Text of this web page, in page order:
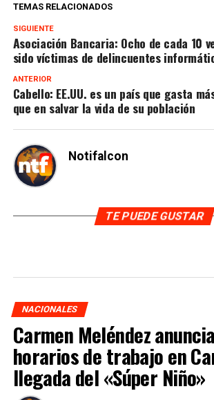
TEMAS RELACIONADOS
SIGUIENTE
Asociación Bancaria: Ocho de cada 10
sido víctimas de delincuentes
ANTERIOR
Cabello: EE.UU. es un país que gasta
que en salvar la vida de su población
Notifalcon
TE PUEDE GUSTAR
NACIONALES
Carmen Meléndez
horarios de trabajo en
llegada del «Súper Niño»